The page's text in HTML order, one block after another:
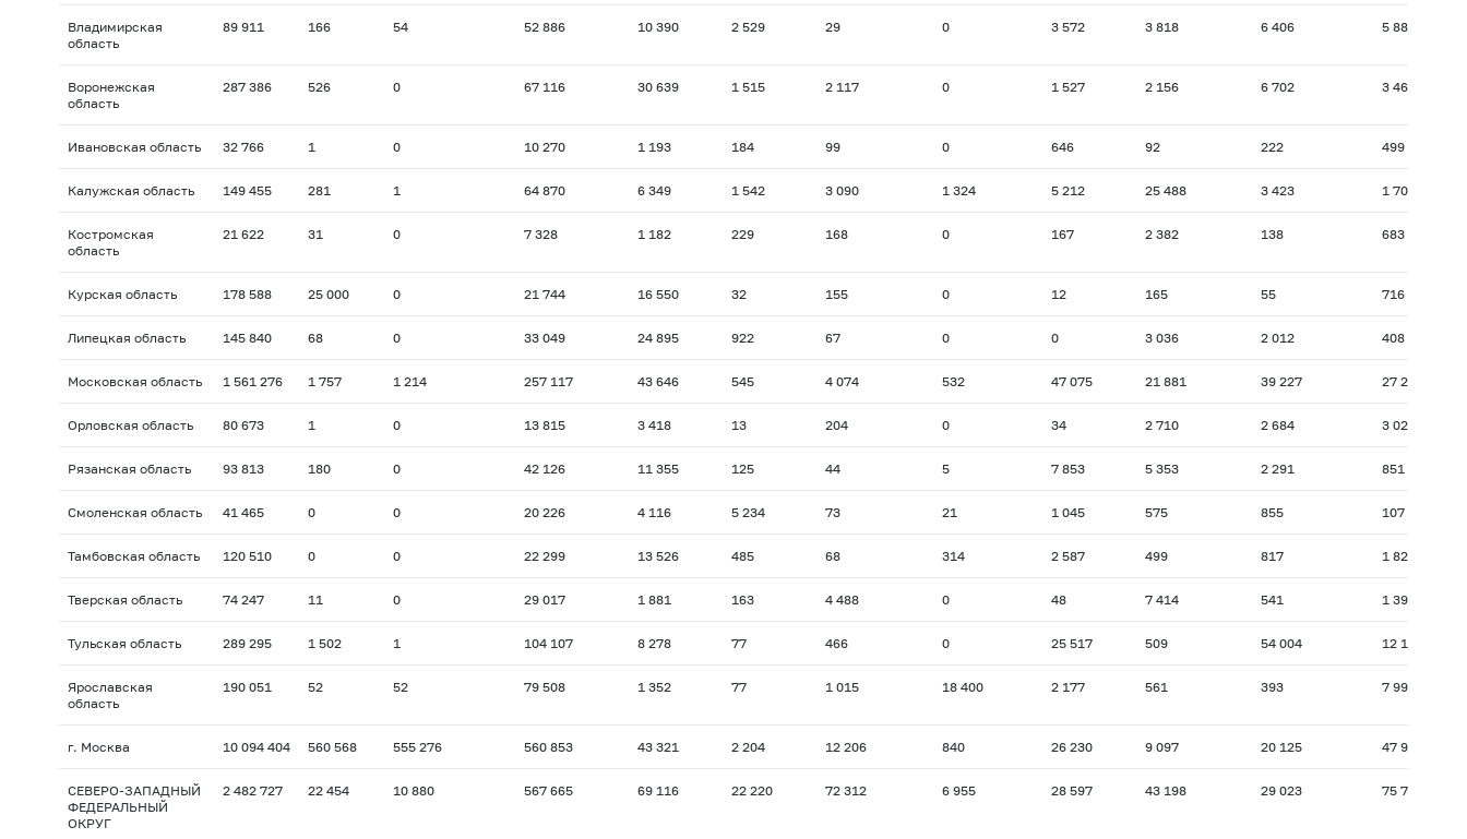
Владимирская
область
89 911 166 54 52 886 10 390 2 529 29 0 3 572 3 818 6 406 5 884
Воронежская
область
287 386 526 0 67 116 30 639 1 515 2 117 0 1 527 2 156 6 702 3 462
Ивановская область 32 766 1 0 10 270 1 193 184 99 0 646 92 222 499
Калужская область 149 455 281 1 64 870 6 349 1 542 3 090 1 324 5 212 25 488 3 423 1 700
Костромская
область
21 622 31 0 7 328 1 182 229 168 0 167 2 382 138 683
Курская область 178 588 25 000 0 21 744 16 550 32 155 0 12 165 55 716
Липецкая область 145 840 68 0 33 049 24 895 922 67 0 0 3 036 2 012 408
Московская область 1 561 276 1 757 1 214 257 117 43 646 545 4 074 532 47 075 21 881 39 227 27 252
Орловская область 80 673 1 0 13 815 3 418 13 204 0 34 2 710 2 684 3 026
Рязанская область 93 813 180 0 42 126 11 355 125 44 5 7 853 5 353 2 291 851
Смоленская область 41 465 0 0 20 226 4 116 5 234 73 21 1 045 575 855 107
Тамбовская область 120 510 0 0 22 299 13 526 485 68 314 2 587 499 817 1 827
Тверская область 74 247 11 0 29 017 1 881 163 4 488 0 48 7 414 541 1 395
Тульская область 289 295 1 502 1 104 107 8 278 77 466 0 25 517 509 54 004 12 163
Ярославская
область
190 051 52 52 79 508 1 352 77 1 015 18 400 2 177 561 393 7 999
г. Москва 10 094 404 560 568 555 276 560 853 43 321 2 204 12 206 840 26 230 9 097 20 125 47 991
СЕВЕРО-ЗАПАДНЫЙ
ФЕДЕРАЛЬНЫЙ
ОКРУГ
2 482 727 22 454 10 880 567 665 69 116 22 220 72 312 6 955 28 597 43 198 29 023 75 798